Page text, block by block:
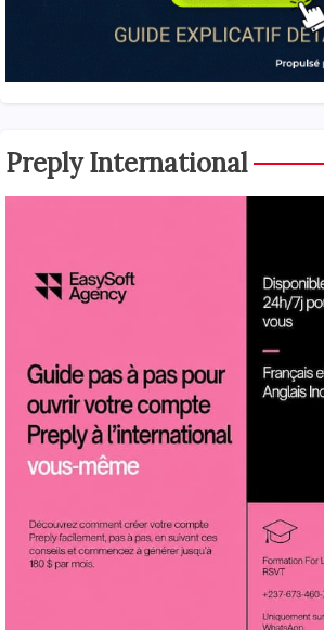
Preply International